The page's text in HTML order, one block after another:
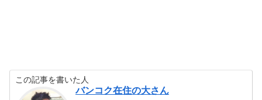
この記事を書いた人
バンコク在住の大さん